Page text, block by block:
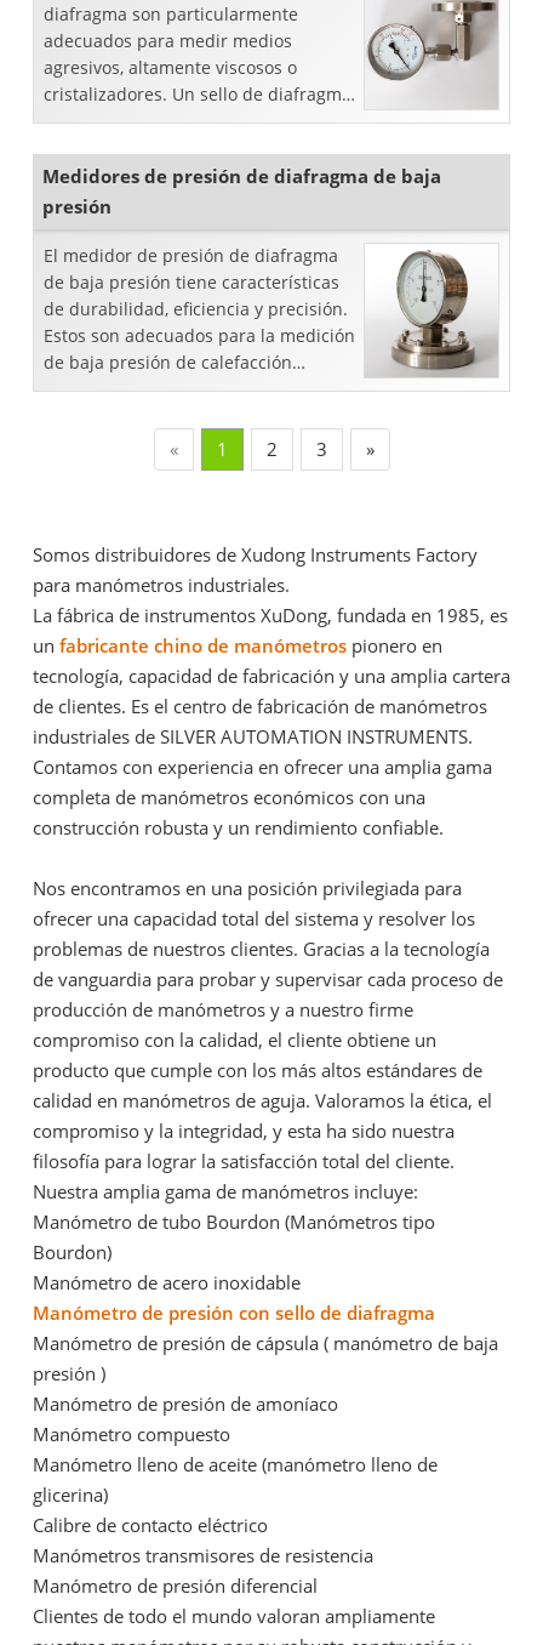
diafragma son particularmente
adecuados para medir medios
agresivos, altamente viscosos o
cristalizadores. Un sello de diafragma
protege los manómetros contra el
corrosión ...
Medidores de presión de diafragma de baja
presión
El medidor de presión de diafragma
de baja presión tiene características
de durabilidad, eficiencia y precisión.
Estos son adecuados para la medición
de baja presión de calefacción
comercial, medición de nivel,
« 1 2 3 »
Somos distribuidores de Xudong Instruments Factory
para manómetros industriales.
La fábrica de instrumentos XuDong, fundada en 1985, es
un fabricante chino de manómetros pionero en
tecnología, capacidad de fabricación y una amplia cartera
de clientes. Es el centro de fabricación de manómetros
industriales de SILVER AUTOMATION INSTRUMENTS.
Contamos con experiencia en ofrecer una amplia gama
completa de manómetros económicos con una
construcción robusta y un rendimiento confiable.
Nos encontramos en una posición privilegiada para
ofrecer una capacidad total del sistema y resolver los
problemas de nuestros clientes. Gracias a la tecnología
de vanguardia para probar y supervisar cada proceso de
producción de manómetros y a nuestro firme
compromiso con la calidad, el cliente obtiene un
producto que cumple con los más altos estándares de
calidad en manómetros de aguja. Valoramos la ética, el
compromiso y la integridad, y esta ha sido nuestra
filosofía para lograr la satisfacción total del cliente.
Nuestra amplia gama de manómetros incluye:
Manómetro de tubo Bourdon (Manómetros tipo
Bourdon)
Manómetro de acero inoxidable
Manómetro de presión con sello de diafragma
Manómetro de presión de cápsula ( manómetro de baja
presión )
Manómetro de presión de amoníaco
Manómetro compuesto
Manómetro lleno de aceite (manómetro lleno de
glicerina)
Calibre de contacto eléctrico
Manómetros transmisores de resistencia
Manómetro de presión diferencial
Clientes de todo el mundo valoran ampliamente